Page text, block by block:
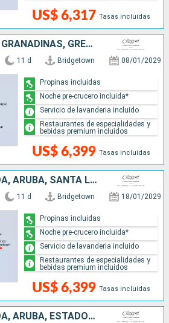
US$ 6,317 Tasas incluidas
SAN VINCENT Y LAS GRANADINAS, GRENADA, SANTA LUCIA, FRANCIA, ESTADOS UNIDOS, DOMINICA, BARBADOS
11 d Bridgetown 08/01/2029
US$ 6,399 Tasas incluidas
Propinas incluidas
Noche pre-crucero incluida*
Servicio de lavanderia incluido
Restaurantes de especialidades y
bebidas premium incluidos
BARBADOS, GRENADA, ARUBA, SANTA LUCIA, SAN VINCENT Y LAS GRANADINAS
11 d Bridgetown 18/01/2029
US$ 6,399 Tasas incluidas
Propinas incluidas
Noche pre-crucero incluida*
Servicio de lavanderia incluido
Restaurantes de especialidades y
bebidas premium incluidos
BARBADOS, GRENADA, ARUBA, ESTADOS UNIDOS, DOMINICA